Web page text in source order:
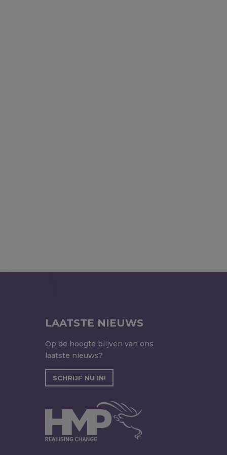
LAATSTE NIEUWS
Op de hoogte blijven van ons
laatste nieuws?
SCHRIJF NU IN!